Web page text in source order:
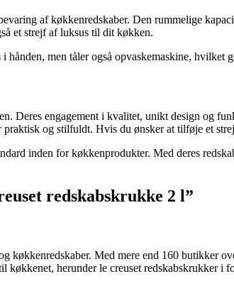
af køkkenredskaber. Den rummelige
et strejf af luksus til dit køkken.
men tåler også opvaskemaskine, hvilket
Deres engagement i kvalitet, unikt design og
og stilfuldt. Hvis du ønsker at tilføje et
inden for køkkenprodukter. Med deres
redskabskrukke 2 l”
Med mere end 160 butikker
herunder le creuset redskabskrukker i